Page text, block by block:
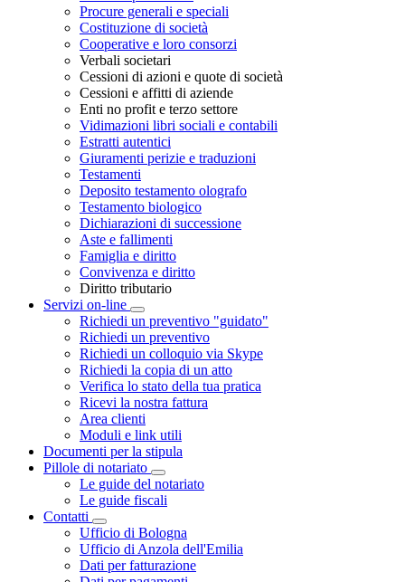
Procure generali e speciali
Costituzione di società
Cooperative e loro consorzi
Verbali societari
Cessioni di azioni e quote di società
Cessioni e affitti di aziende
Enti no profit e terzo settore
Vidimazioni libri sociali e contabili
Estratti autentici
Giuramenti perizie e traduzioni
Testamenti
Deposito testamento olografo
Testamento biologico
Dichiarazioni di successione
Aste e fallimenti
Famiglia e diritto
Convivenza e diritto
Diritto tributario
Servizi on-line
Toggle Dropdown
Richiedi un preventivo "guidato"
Richiedi un preventivo
Richiedi un colloquio via Skype
Richiedi la copia di un atto
Verifica lo stato della tua pratica
Ricevi la nostra fattura
Area clienti
Moduli e link utili
Documenti per la stipula
Pillole di notariato
Toggle Dropdown
Le guide del notariato
Le guide fiscali
Contatti
Toggle Dropdown
Ufficio di Bologna
Ufficio di Anzola dell'Emilia
Dati per fatturazione